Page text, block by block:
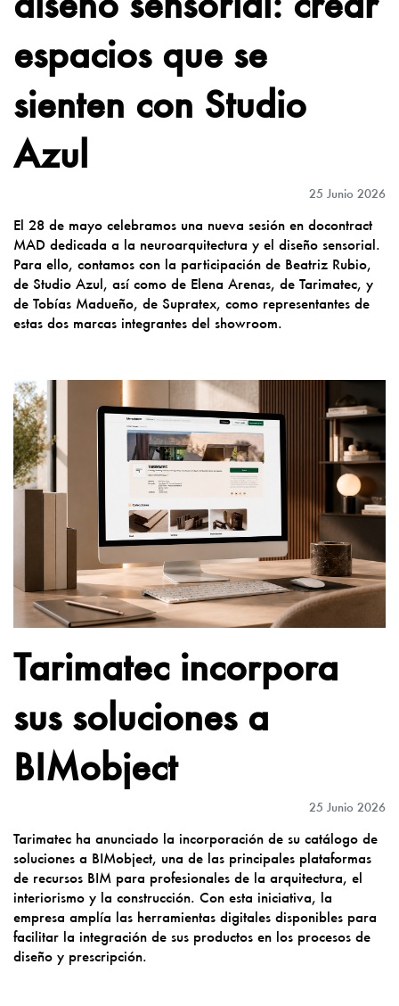
espacios que se
sienten con Studio
Azul
25 Junio 2026
El 28 de mayo celebramos una nueva sesión en docontract
MAD dedicada a la neuroarquitectura y el diseño sensorial.
Para ello, contamos con la participación de Beatriz Rubio,
de Studio Azul, así como de Elena Arenas, de Tarimatec, y
de Tobías Madueño, de Supratex, como representantes de
estas dos marcas integrantes del showroom.
Tarimatec incorpora
sus soluciones a
BIMobject
25 Junio 2026
Tarimatec ha anunciado la incorporación de su catálogo de
soluciones a BIMobject, una de las principales plataformas
de recursos BIM para profesionales de la arquitectura, el
interiorismo y la construcción. Con esta iniciativa, la
empresa amplía las herramientas digitales disponibles para
facilitar la integración de sus productos en los procesos de
diseño y prescripción.